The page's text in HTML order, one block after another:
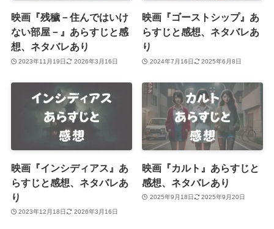
映画『残穢－住んではいけ
ない部屋－』あらすじと感
想、ネタバレあり
2023年11月19日 2026年3月16日
映画『ゴーストシップ』あ
らすじと感想、ネタバレあ
り
2024年7月16日 2025年6月8日
映画『インシディアス』あ
らすじと感想、ネタバレあ
り
2023年12月18日 2026年3月16日
映画『カルト』あらすじと
感想、ネタバレあり
2025年9月18日 2025年9月20日